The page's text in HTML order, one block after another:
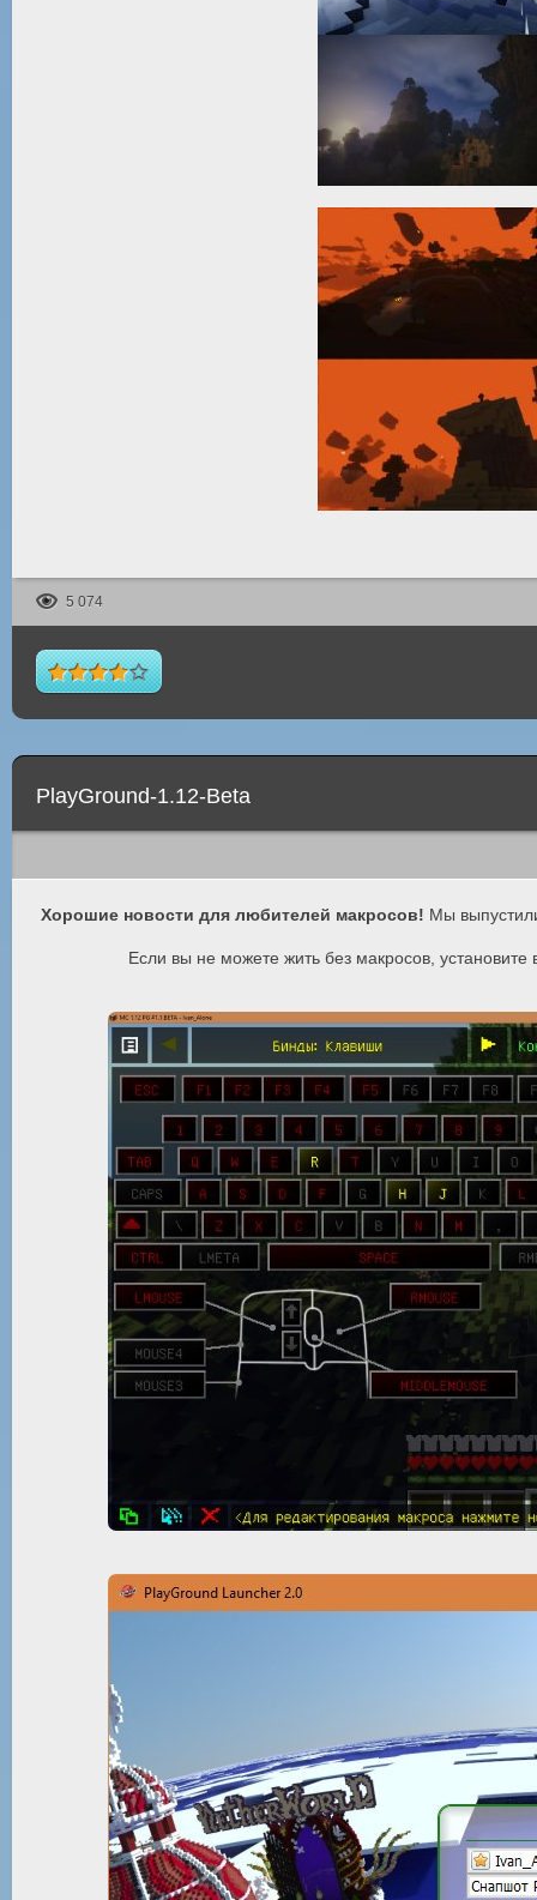
5 074
PlayGround-1.12-Beta
Хорошие новости для любителей макросов! Мы
Если вы не можете жить без макросов,